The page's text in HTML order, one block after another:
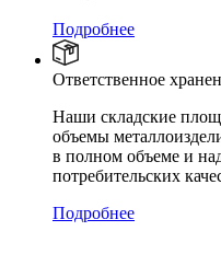
Подробнее
Ответственное
Наши складские
объемы
в полном объеме и
потребительских
Подробнее